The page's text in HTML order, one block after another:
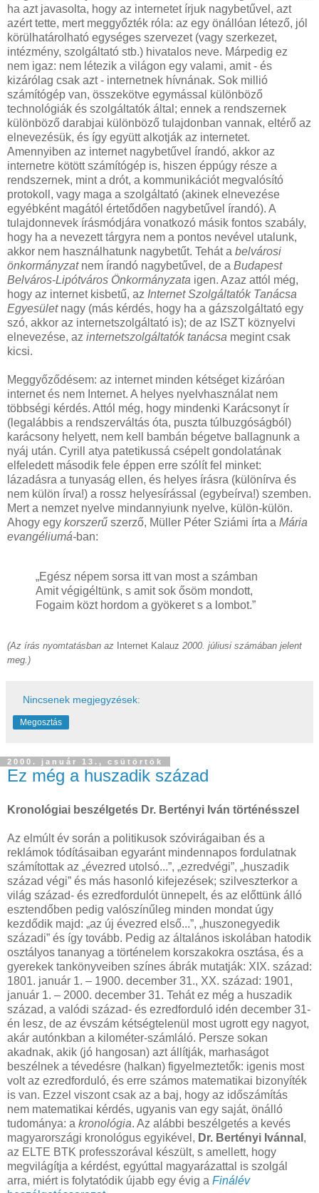
ha azt javasolta, hogy az internetet írjuk nagybetűvel, azt
azért tette, mert meggyőzték róla: az egy önállóan létező, jól
körülhatárolható egységes szervezet (vagy szerkezet,
intézmény, szolgáltató stb.) hivatalos neve. Márpedig ez
nem igaz: nem létezik a világon egy valami, amit - és
kizárólag csak azt - internetnek hívnának. Sok millió
számítógép van, összekötve egymással különböző
technológiák és szolgáltatók által; ennek a rendszernek
különböző darabjai különböző tulajdonban vannak, eltérő az
elnevezésük, és így együtt alkotják az internetet.
Amennyiben az internet nagybetűvel írandó, akkor az
internetre kötött számítógép is, hiszen éppúgy része a
rendszernek, mint a drót, a kommunikációt megvalósító
protokoll, vagy maga a szolgáltató (akinek elnevezése
egyébként magától értetődően nagybetűvel írandó). A
tulajdonnevek írásmódjára vonatkozó másik fontos szabály,
hogy ha a nevezett tárgyra nem a pontos nevével utalunk,
akkor nem használhatunk nagybetűt. Tehát a belvárosi
önkormányzatnem írandó nagybetűvel, de a Budapest
Belváros-Lipótváros Önkormányzata igen. Azaz attól még,
hogy az internet kisbetű, az Internet Szolgáltatók Tanácsa
Egyesületnagy (más kérdés, hogy ha a gázszolgáltató egy
szó, akkor az internetszolgáltató is); de az ISZT köznyelvi
elnevezése, az internetszolgáltatók tanácsa megint csak
kicsi.
Meggyőződésem: az internet minden kétséget kizáróan
internet és nem Internet. A helyes nyelvhasználat nem
többségi kérdés. Attól még, hogy mindenki Karácsonyt ír
(legalábbis a rendszerváltás óta, puszta túlbuzgóságból)
karácsony helyett, nem kell bambán bégetve ballagnunk a
nyáj után. Cyrill atya patetikussá csépelt gondolatának
elfeledett második fele éppen erre szólít fel minket:
lázadásra a tunyaság ellen, és helyes írásra (különírva és
nem külön írva!) a rossz helyesírással (egybeírva!) szemben.
Mert a nemzet nyelve mindannyiunk nyelve, külön-külön.
Ahogy egy korszerű szerző, Müller Péter Sziámi írta a Mária
evangéliumá-ban:
„Egész népem sorsa itt van most a számban
Amit végigéltünk, s amit sok ősöm mondott,
Fogaim közt hordom a gyökeret s a lombot.”
(Az írás nyomtatásban az Internet Kalauz 2000. júliusi számában jelent
meg .)
Nincsenek megjegyzések:
Megosztás
2000. január 13., csütörtök
Ez még a huszadik század
Kronológiai beszélgetés Dr. Bertényi Iván történésszel
Az elmúlt év során a politikusok szóvirágaiban és a
reklámok tódításaiban egyaránt mindennapos fordulatnak
számítottak az „évezred utolsó...”, „ezredvégi”, „huszadik
század végi” és más hasonló kifejezések; szilveszterkor a
világ század- és ezredfordulót ünnepelt, és az előttünk álló
esztendőben pedig valószínűleg minden mondat úgy
kezdődik majd: „az új évezred első...”, „huszonegyedik
századi” és így tovább. Pedig az általános iskolában hatodik
osztályos tananyag a történelem korszakokra osztása, és a
gyerekek tankönyveiben színes ábrák mutatják: XIX. század:
1801. január 1. – 1900. december 31., XX. század: 1901,
január 1. – 2000. december 31. Tehát ez még a huszadik
század, a valódi század- és ezredforduló idén december 31-
én lesz, de az évszám kétségtelenül most ugrott egy nagyot,
akár autónkban a kilométer-számláló. Persze sokan
akadnak, akik (jó hangosan) azt állítják, marhaságot
beszélnek a tévedésre (halkan) figyelmeztetők: igenis most
volt az ezredforduló, és erre számos matematikai bizonyíték
is van. Ezzel viszont csak az a baj, hogy az időszámítás
nem matematikai kérdés, ugyanis van egy saját, önálló
tudománya: a kronológia. Az alábbi beszélgetés a kevés
magyarországi kronológus egyikével, Dr. Bertényi Ivánnal ,
az ELTE BTK professzorával készült, s amellett, hogy
megvilágítja a kérdést, egyúttal magyarázattal is szolgál
arra, miért is folytatódik újabb egy évig a Finálév